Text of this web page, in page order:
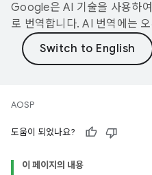
Google은 AI 기술을 사용하
로 번역합니다. AI 번역에는
AOSP
도움이 되었나요?
이 페이지의 내용